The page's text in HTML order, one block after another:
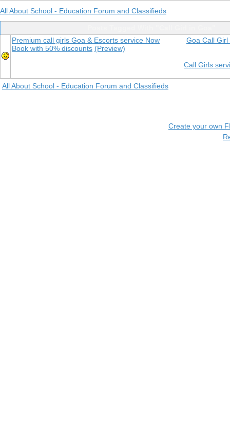
All About School - Education Forum and Classifieds
Goa Call Girl
Call Girls
Premium call girls Goa & Escorts service Now
Book with 50% discounts (Preview)
All About School - Education Forum and Classifieds
Create your own